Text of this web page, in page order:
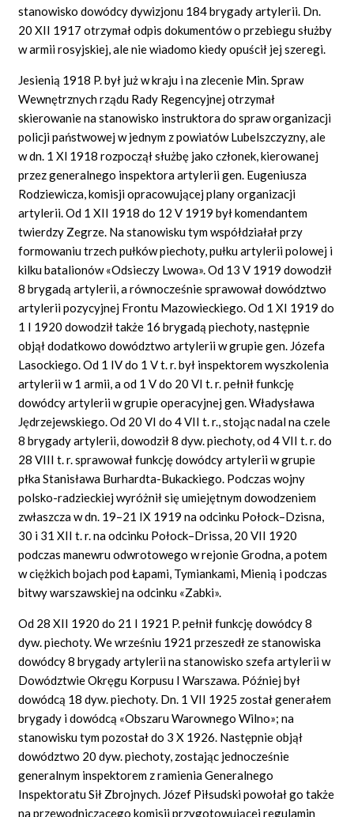
stanowisko dowódcy dywizjonu 184 brygady artylerii. Dn.
20 XII 1917 otrzymał odpis dokumentów o przebiegu służby
w armii rosyjskiej, ale nie wiadomo kiedy opuścił jej szeregi.
Jesienią 1918 P. był już w kraju i na zlecenie Min. Spraw
Wewnętrznych rządu Rady Regencyjnej otrzymał
skierowanie na stanowisko instruktora do spraw organizacji
policji państwowej w jednym z powiatów Lubelszczyzny, ale
w dn. 1 Xl 1918 rozpoczął służbę jako członek, kierowanej
przez generalnego inspektora artylerii gen. Eugeniusza
Rodziewicza, komisji opracowującej plany organizacji
artylerii. Od 1 XII 1918 do 12 V 1919 był komendantem
twierdzy Zegrze. Na stanowisku tym współdziałał przy
formowaniu trzech pułków piechoty, pułku artylerii polowej i
kilku batalionów «Odsieczy Lwowa». Od 13 V 1919 dowodził
8 brygadą artylerii, a równocześnie sprawował dowództwo
artylerii pozycyjnej Frontu Mazowieckiego. Od 1 XI 1919 do
1 I 1920 dowodził także 16 brygadą piechoty, następnie
objął dodatkowo dowództwo artylerii w grupie gen. Józefa
Lasockiego. Od 1 IV do 1 V t. r. był inspektorem wyszkolenia
artylerii w 1 armii, a od 1 V do 20 VI t. r. pełnił funkcję
dowódcy artylerii w grupie operacyjnej gen. Władysława
Jędrzejewskiego. Od 20 VI do 4 VII t. r., stojąc nadal na czele
8 brygady artylerii, dowodził 8 dyw. piechoty, od 4 VII t. r. do
28 VIII t. r. sprawował funkcję dowódcy artylerii w grupie
płka Stanisława Burhardta-Bukackiego. Podczas wojny
polsko-radzieckiej wyróżnił się umiejętnym dowodzeniem
zwłaszcza w dn. 19–21 IX 1919 na odcinku Połock–Dzisna,
30 i 31 XII t. r. na odcinku Połock–Drissa, 20 VII 1920
podczas manewru odwrotowego w rejonie Grodna, a potem
w ciężkich bojach pod Łapami, Tymiankami, Mienią i podczas
bitwy warszawskiej na odcinku «Zabki».
Od 28 XII 1920 do 21 I 1921 P. pełnił funkcję dowódcy 8
dyw. piechoty. We wrześniu 1921 przeszedł ze stanowiska
dowódcy 8 brygady artylerii na stanowisko szefa artylerii w
Dowództwie Okręgu Korpusu I Warszawa. Później był
dowódcą 18 dyw. piechoty. Dn. 1 VII 1925 został generałem
brygady i dowódcą «Obszaru Warownego Wilno»; na
stanowisku tym pozostał do 3 X 1926. Następnie objął
dowództwo 20 dyw. piechoty, zostając jednocześnie
generalnym inspektorem z ramienia Generalnego
Inspektoratu Sił Zbrojnych. Józef Piłsudski powołał go także
na przewodniczącego komisji przygotowującej regulamin